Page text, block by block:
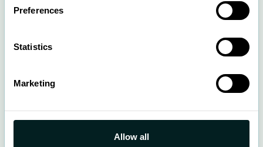
Preferences
Statistics
Marketing
Allow all
frídögum
Vesturgata
Vitatorg
Lágmúli 4
Norræna húsið
Háskóli Íslands